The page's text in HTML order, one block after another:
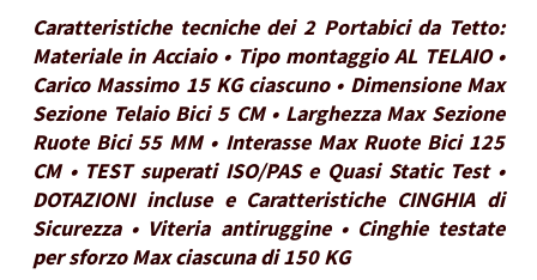
Caratteristiche tecniche dei 2 Portabici da Tetto:
Materiale in Acciaio • Tipo montaggio AL TELAIO •
Carico Massimo 15 KG ciascuno • Dimensione Max
Sezione Telaio Bici 5 CM • Larghezza Max Sezione
Ruote Bici 55 MM • Interasse Max Ruote Bici 125
CM • TEST superati ISO/PAS e Quasi Static Test •
DOTAZIONI incluse e Caratteristiche CINGHIA di
Sicurezza • Viteria antiruggine • Cinghie testate
per sforzo Max ciascuna di 150 KG